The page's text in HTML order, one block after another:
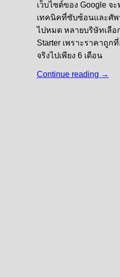
เว็บไซต์ของ Google จ
เทคนิคที่ซับซ้อนและศัพ
ไปหมด หลายบริษัทเลือ
Starter เพราะราคาถูก
จริงไปเพียง 6 เดือน
Continue reading →